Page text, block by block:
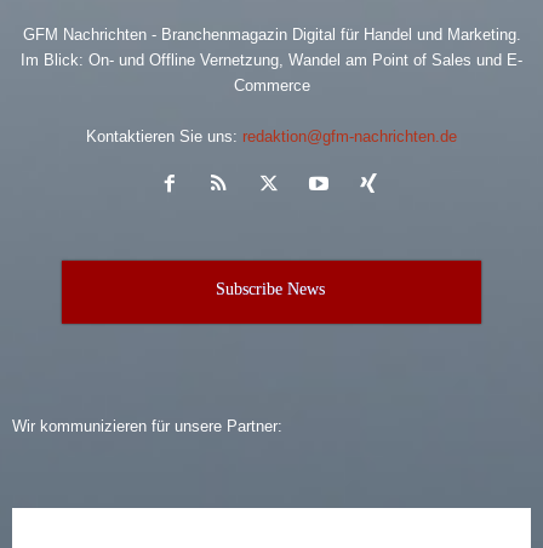
GFM Nachrichten - Branchenmagazin Digital für Handel und Marketing.
Im Blick: On- und Offline Vernetzung, Wandel am Point of Sales und E-
Commerce
Kontaktieren Sie uns: redaktion@gfm-nachrichten.de
Subscribe News
Wir kommunizieren für unsere Partner: